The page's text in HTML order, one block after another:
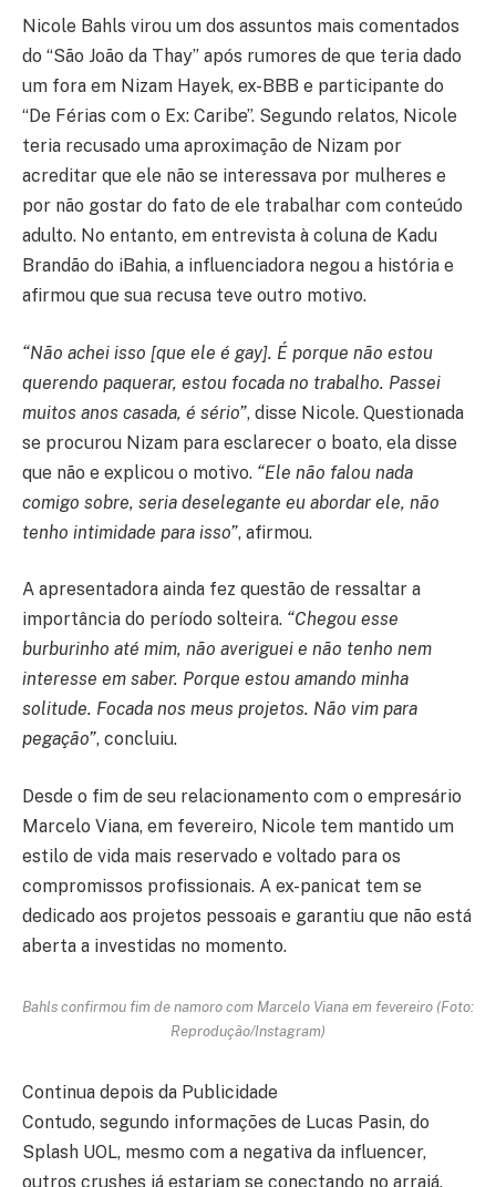
Nicole Bahls virou um dos assuntos mais comentados
do “São João da Thay” após rumores de que teria dado
um fora em Nizam Hayek, ex-BBB e participante do
“De Férias com o Ex: Caribe”. Segundo relatos, Nicole
teria recusado uma aproximação de Nizam por
acreditar que ele não se interessava por mulheres e
por não gostar do fato de ele trabalhar com conteúdo
adulto. No entanto, em entrevista à coluna de Kadu
Brandão do iBahia, a influenciadora negou a história e
afirmou que sua recusa teve outro motivo.
“Não achei isso [que ele é gay]. É porque não estou
querendo paquerar, estou focada no trabalho. Passei
muitos anos casada, é sério”, disse Nicole. Questionada
se procurou Nizam para esclarecer o boato, ela disse
que não e explicou o motivo. “Ele não falou nada
comigo sobre, seria deselegante eu abordar ele, não
tenho intimidade para isso”, afirmou.
A apresentadora ainda fez questão de ressaltar a
importância do período solteira. “Chegou esse
burburinho até mim, não averiguei e não tenho nem
interesse em saber. Porque estou amando minha
solitude. Focada nos meus projetos. Não vim para
pegação”, concluiu.
Desde o fim de seu relacionamento com o empresário
Marcelo Viana, em fevereiro, Nicole tem mantido um
estilo de vida mais reservado e voltado para os
compromissos profissionais. A ex-panicat tem se
dedicado aos projetos pessoais e garantiu que não está
aberta a investidas no momento.
Bahls confirmou fim de namoro com Marcelo Viana em fevereiro (Foto:
Reprodução/Instagram)
Continua depois da Publicidade
Contudo, segundo informações de Lucas Pasin, do
Splash UOL, mesmo com a negativa da influencer,
outros crushes já estariam se conectando no arraiá.